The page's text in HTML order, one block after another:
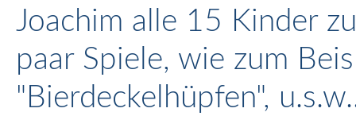
Joachim alle 15 Kinder
paar Spiele, wie zum
"Bierdeckelhüpfen",